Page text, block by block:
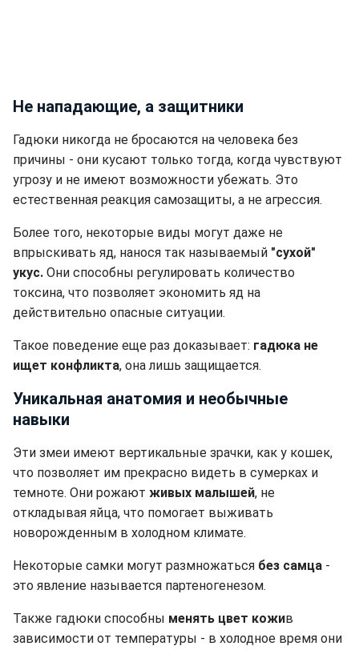
Не нападающие, а защитники
Гадюки никогда не бросаются на человека без
причины - они кусают только тогда, когда чувствуют
угрозу и не имеют возможности убежать. Это
естественная реакция самозащиты, а не агрессия.
Более того, некоторые виды могут даже не
впрыскивать яд, нанося так называемый "сухой"
укус. Они способны регулировать количество
токсина, что позволяет экономить яд на
действительно опасные ситуации.
Такое поведение еще раз доказывает: гадюка не
ищет конфликта, она лишь защищается.
Уникальная анатомия и необычные
навыки
Эти змеи имеют вертикальные зрачки, как у кошек,
что позволяет им прекрасно видеть в сумерках и
темноте. Они рожают живых малышей, не
откладывая яйца, что помогает выживать
новорожденным в холодном климате.
Некоторые самки могут размножаться без самца -
это явление называется партеногенезом.
Также гадюки способны менять цвет кожив
зависимости от температуры - в холодное время они